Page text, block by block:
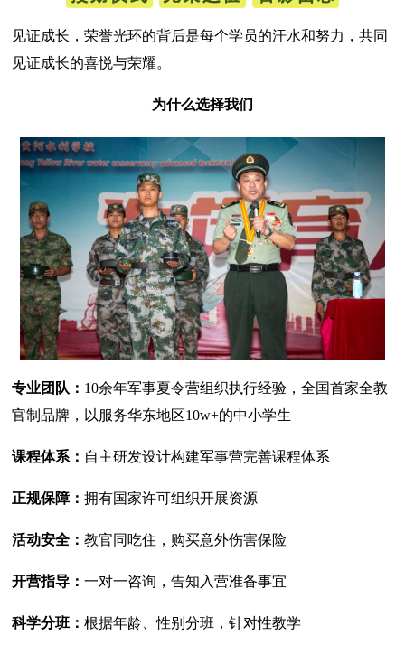
见证成长，荣誉光环的背后是每个学员的汗水和努力，共同
见证成长的喜悦与荣耀。
为什么选择我们
专业团队： 10余年军事夏令营组织执行经验，全国首家全教
官制品牌，以服务华东地区10w+的中小学生
课程体系： 自主研发设计构建军事营完善课程体系
正规保障：拥有国家许可组织开展资源
活动安全：教官同吃住，购买意外伤害保险
开营指导：一对一咨询，告知入营准备事宜
科学分班：根据年龄、性别分班，针对性教学